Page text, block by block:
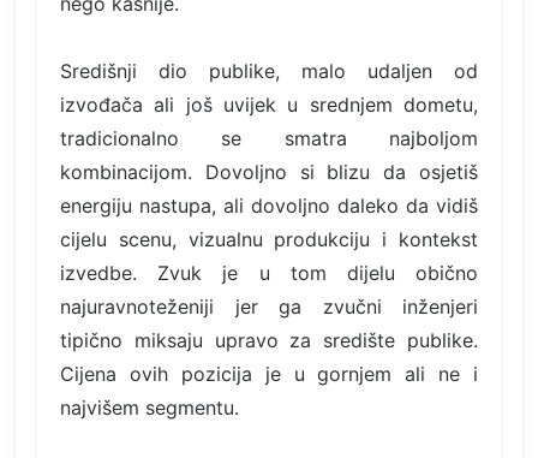
Središnji dio publike, malo udaljen od
izvođača ali još uvijek u srednjem dometu,
tradicionalno se smatra najboljom
kombinacijom. Dovoljno si blizu da osjetiš
energiju nastupa, ali dovoljno daleko da vidiš
cijelu scenu, vizualnu produkciju i kontekst
izvedbe. Zvuk je u tom dijelu obično
najuravnoteženiji jer ga zvučni inženjeri
tipično miksaju upravo za središte publike.
Cijena ovih pozicija je u gornjem ali ne i
najvišem segmentu.